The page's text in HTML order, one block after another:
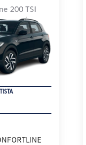
200 TSI